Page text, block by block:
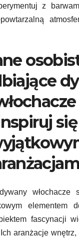
z
włochacze
elementem
fascynacji
aranżacje wnętrz,